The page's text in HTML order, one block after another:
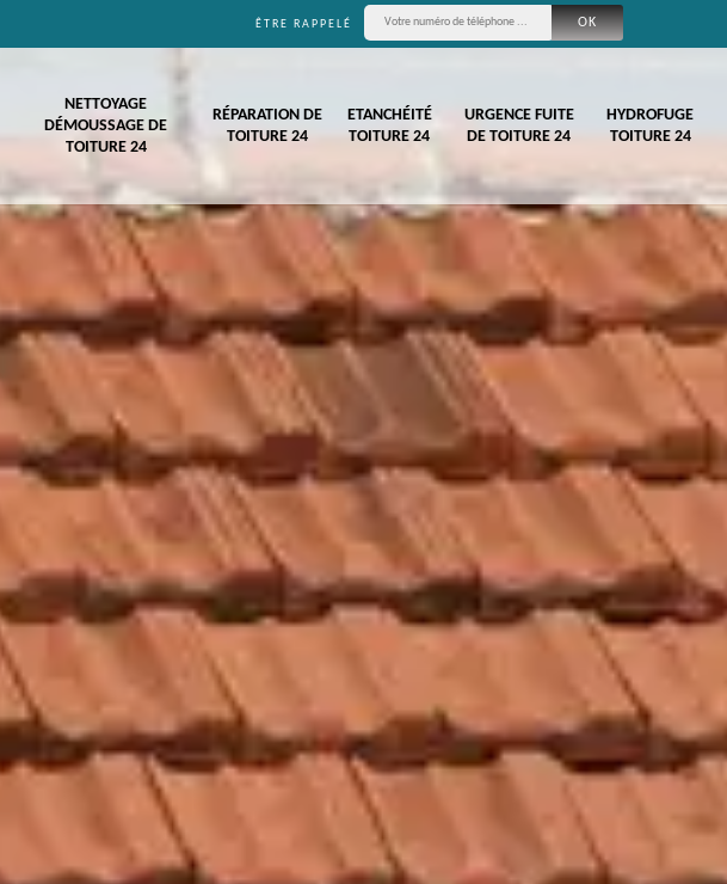
ÊTRE RAPPELÉ
NETTOYAGE
DÉMOUSSAGE DE
TOITURE 24
RÉPARATION DE
TOITURE 24
ETANCHÉITÉ
TOITURE 24
URGENCE FUITE
DE TOITURE 24
HYDROFUGE
TOITURE 24